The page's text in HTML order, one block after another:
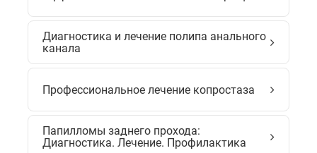
Диагностика и лечение полипа анального
канала
Профессиональное лечение копростаза
Папилломы заднего прохода:
Диагностика. Лечение. Профилактика